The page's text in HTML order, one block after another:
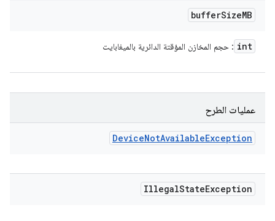
bufferSizeMB
int : حجم المخازن المؤقتة الدائرية بالميغابايت
عمليات الطرح
DeviceNotAvailableException
IllegalStateException